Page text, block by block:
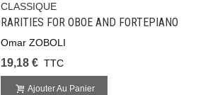
CLASSIQUE
RARITIES FOR OBOE AND FORTEPIANO
Omar ZOBOLI
19,18 € TTC
Ajouter Au Panier